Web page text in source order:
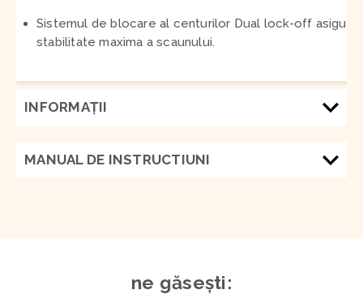
Sistemul de blocare al centurilor Dual lock-off asigura
stabilitate maxima a scaunului.
INFORMAŢII
MANUAL DE INSTRUCTIUNI
ne găsești: